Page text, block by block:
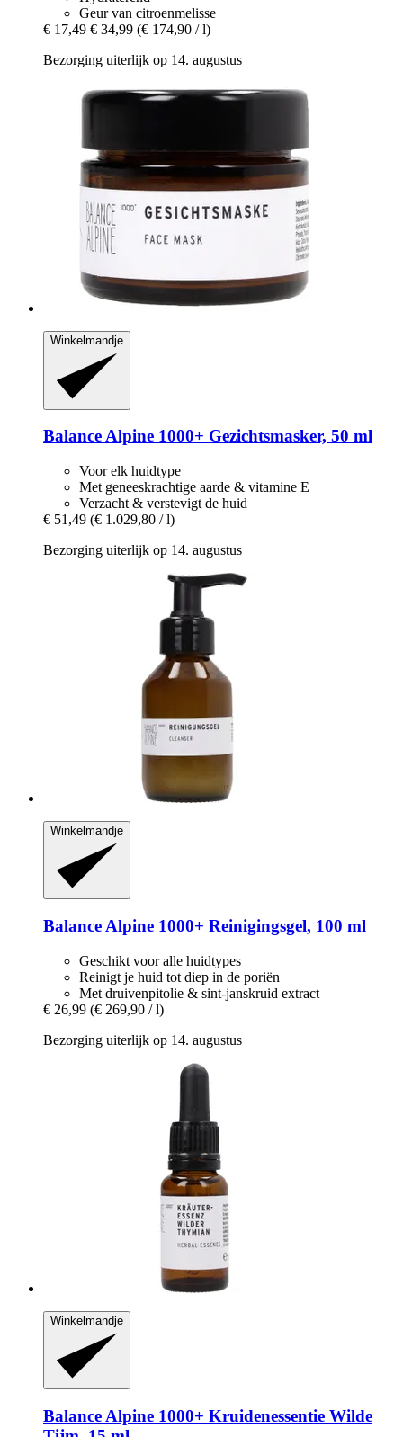
Geur van citroenmelisse
€ 17,49 € 34,99 (€ 174,90 / l)
Bezorging uiterlijk op 14. augustus
Winkelmandje
Balance Alpine 1000+ Gezichtsmasker, 50 ml
Voor elk huidtype
Met geneeskrachtige aarde & vitamine E
Verzacht & verstevigt de huid
€ 51,49 (€ 1.029,80 / l)
Bezorging uiterlijk op 14. augustus
Winkelmandje
Balance Alpine 1000+ Reinigingsgel, 100 ml
Geschikt voor alle huidtypes
Reinigt je huid tot diep in de poriën
Met druivenpitolie & sint-janskruid extract
€ 26,99 (€ 269,90 / l)
Bezorging uiterlijk op 14. augustus
Winkelmandje
Balance Alpine 1000+ Kruidenessentie Wilde